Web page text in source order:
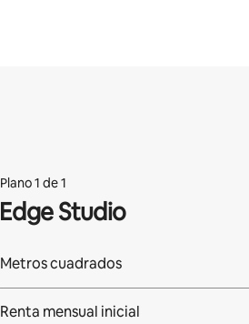
Plano 1 de 1
Edge Studio
Metros cuadrados
Renta mensual inicial